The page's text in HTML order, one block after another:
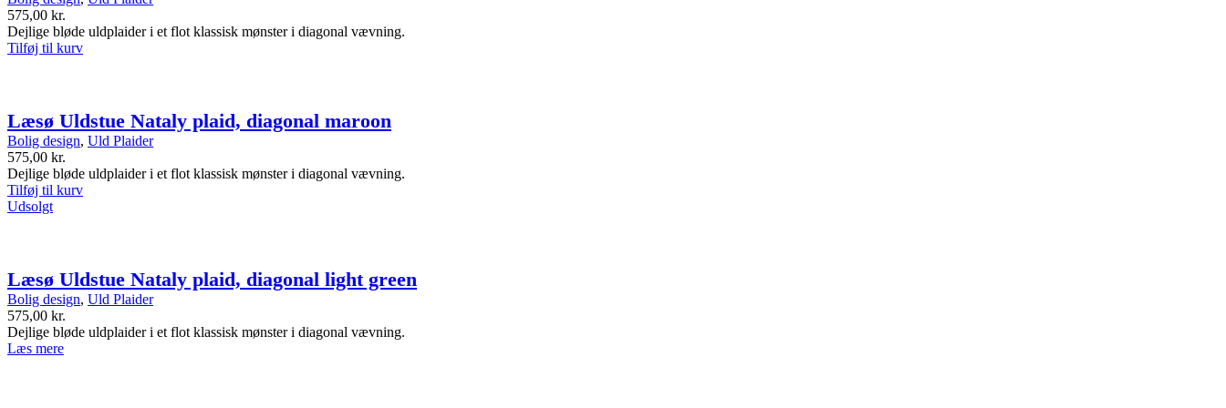
575,00 kr.
Dejlige bløde uldplaider i et flot klassisk mønster i diagonal vævning.
Tilføj til kurv
Læsø Uldstue Nataly plaid, diagonal maroon
Bolig design, Uld Plaider
575,00 kr.
Dejlige bløde uldplaider i et flot klassisk mønster i diagonal vævning.
Tilføj til kurv
Udsolgt
Læsø Uldstue Nataly plaid, diagonal light green
Bolig design, Uld Plaider
575,00 kr.
Dejlige bløde uldplaider i et flot klassisk mønster i diagonal vævning.
Læs mere